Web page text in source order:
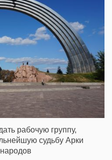
рабочую группу,
судьбу Арки